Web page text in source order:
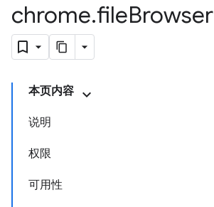
chrome.fileBrowser
本页内容
说明
权限
可用性